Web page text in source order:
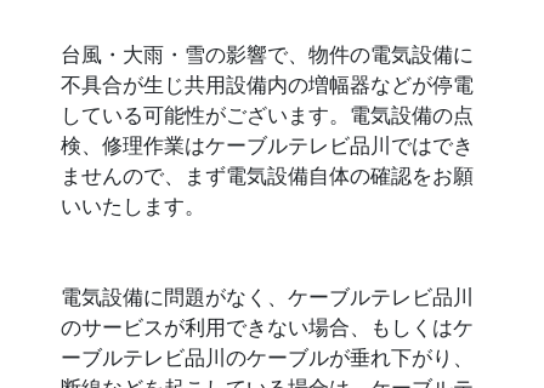
台風・大雨・雪の影響で、物件の電気設備に
不具合が生じ共用設備内の増幅器などが停電
している可能性がございます。電気設備の点
検、修理作業はケーブルテレビ品川ではでき
ませんので、まず電気設備自体の確認をお願
いいたします。
電気設備に問題がなく、ケーブルテレビ品川
のサービスが利用できない場合、もしくはケ
ーブルテレビ品川のケーブルが垂れ下がり、